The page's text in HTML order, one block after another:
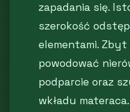
zapadania się.
szerokość
elementami.
powodować
podparcie oraz
wkładu